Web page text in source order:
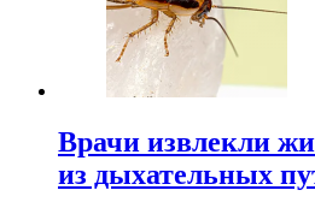
Врачи извлекли
из дыхательных